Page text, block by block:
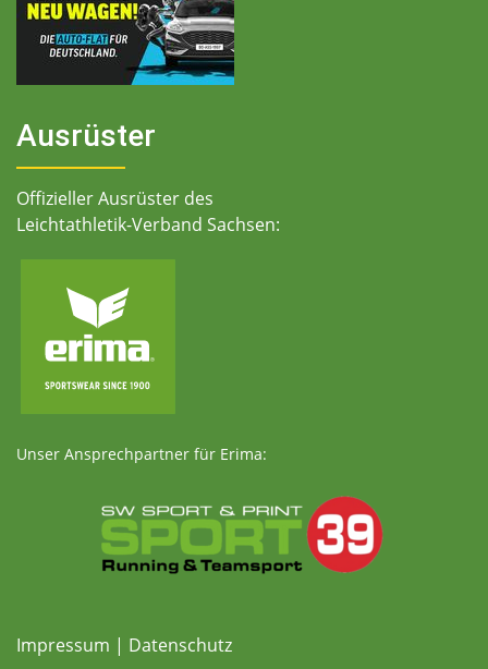
Ausrüster
Offizieller Ausrüster des
Leichtathletik-Verband Sachsen:
Unser Ansprechpartner für Erima:
Impressum | Datenschutz